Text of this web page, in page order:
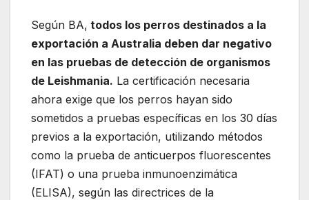
Según BA, todos los perros destinados a la
exportación a Australia deben dar negativo
en las pruebas de detección de organismos
de Leishmania. La certificación necesaria
ahora exige que los perros hayan sido
sometidos a pruebas específicas en los 30 días
previos a la exportación, utilizando métodos
como la prueba de anticuerpos fluorescentes
(IFAT) o una prueba inmunoenzimática
(ELISA), según las directrices de la